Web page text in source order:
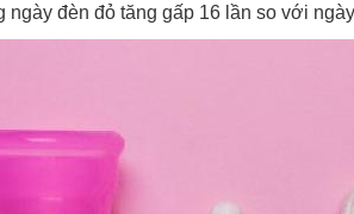
ngày đèn đỏ tăng gấp 16 lần so với